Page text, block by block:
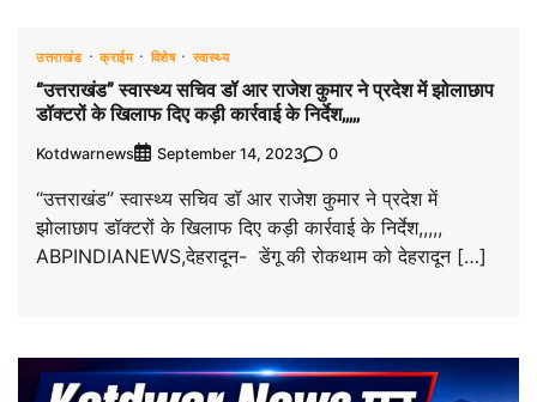
उत्तराखंड क्राईम विशेष स्वास्थ्य
“उत्तराखंड” स्वास्थ्य सचिव डॉ आर राजेश कुमार ने प्रदेश में झोलाछाप
डॉक्टरों के खिलाफ दिए कड़ी कार्रवाई के निर्देश,,,,,
Kotdwarnews September 14, 2023 0
“उत्तराखंड” स्वास्थ्य सचिव डॉ आर राजेश कुमार ने प्रदेश में
झोलाछाप डॉक्टरों के खिलाफ दिए कड़ी कार्रवाई के निर्देश,,,,,
ABPINDIANEWS,देहरादून- डेंगू की रोकथाम को देहरादून […]